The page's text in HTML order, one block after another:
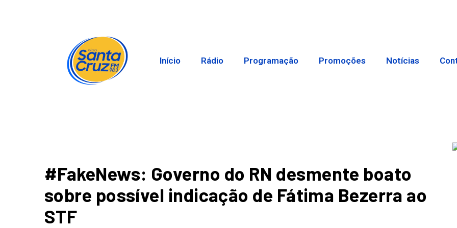
Início Rádio Programação Promoções Notícias
#FakeNews: Governo do RN desmente boato
sobre possível indicação de Fátima Bezerra ao
STF